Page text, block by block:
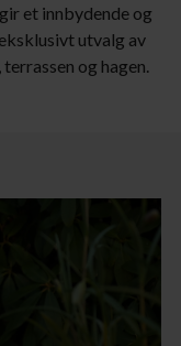
et innbydende og
utvalg av
og hagen.